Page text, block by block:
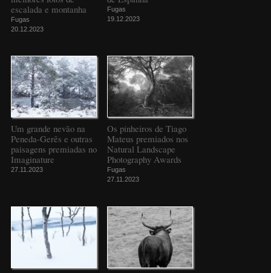
escalada e montanha
Fugas
20.12.2023
Fugas
19.12.2023
Um grande nevão na
Peneda-Gerês e outras
paisagens premiadas no
Imaginature
27.11.2023
Os pinheiros de Tiago
Mateus premiados nos
Natural Landscape
Photography Awards
Fugas
27.11.2023